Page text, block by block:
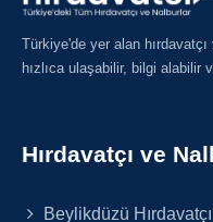
Türkiye'de yer alan
hızlıca ulaşabilir, bilgi alabilir
Hırdavatçı ve
Beylikdüzü